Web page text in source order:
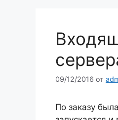
09/12/2016 от
По заказу